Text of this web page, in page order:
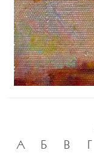
А
Б В Г